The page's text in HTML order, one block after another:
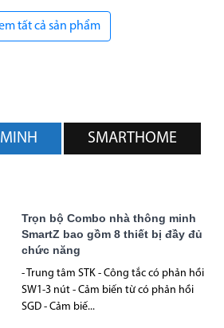
tất cả sản phẩm
SMARTHOME
Trọn bộ Combo nhà thông minh
SmartZ bao gồm 8 thiết bị đầy đủ
chức năng
- Trung tâm STK - Công tắc có phản hồi
SW1-3 nút - Cảm biến từ có phản hồi
SGD - Cảm biế...